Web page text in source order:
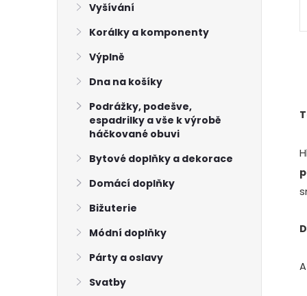
Vyšívání
Korálky a komponenty
Výplně
Dna na košíky
Podrážky, podešve,
espadrilky a vše k výrobě
háčkované obuvi
Bytové doplňky a dekorace
Domácí doplňky
Bižuterie
Módní doplňky
Párty a oslavy
Svatby
í